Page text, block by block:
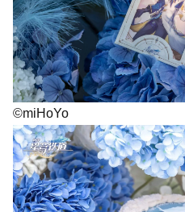
©miHoYo